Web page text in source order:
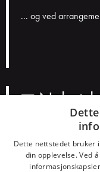
... og ved
a
Dette nettstedet bruker
din opplevelse. Ved